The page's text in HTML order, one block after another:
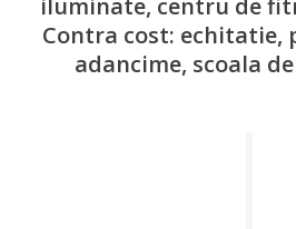
Contra cost: echitatie,
adancime, scoala